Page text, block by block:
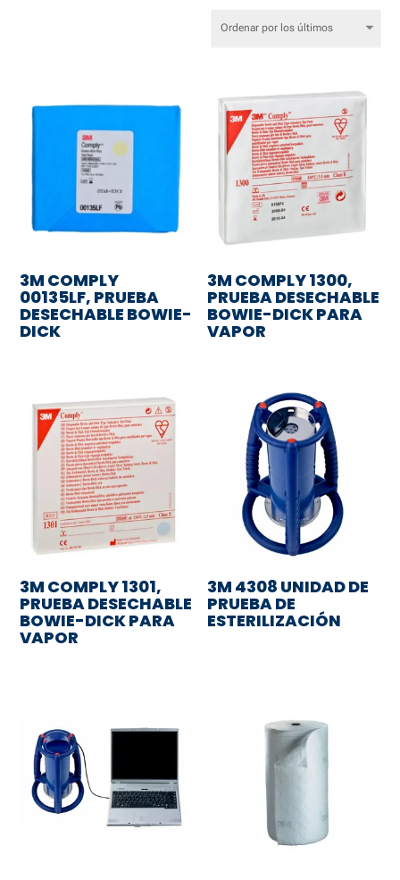
últimos
3M COMPLY
00135LF, PRUEBA
DESECHABLE BOWIE-
DICK
3M COMPLY 1300,
PRUEBA DESECHABLE
BOWIE-DICK PARA
VAPOR
3M COMPLY 1301,
PRUEBA DESECHABLE
BOWIE-DICK PARA
VAPOR
3M 4308 UNIDAD DE
PRUEBA DE
ESTERILIZACIÓN